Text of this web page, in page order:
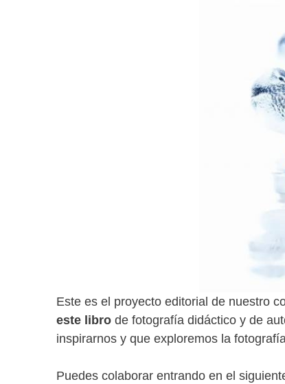
Este es el proyecto editorial de nuestro
este libro de fotografía didáctico y de
inspirarnos y que exploremos la
Puedes colaborar entrando en el